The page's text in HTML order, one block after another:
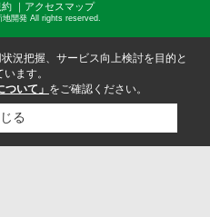
｜ アクセスマップ
開発 All rights reserved.
況把握、サービス向上検討を目的と
ます。
ついて」 をご確認ください。
る